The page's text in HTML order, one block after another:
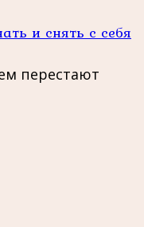
и снять с себя
перестают